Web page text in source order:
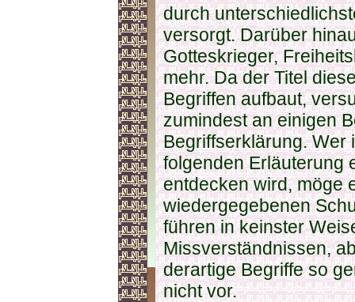
durch
versorgt. Darüber
Gotteskrieger,
mehr. Da der Titel
Begriffen aufbaut,
zumindest an einigen
Begriffserklärung. Wer
folgenden Erläuterung
entdecken wird, möge
wiedergegebenen
führen in keinster
Missverständnissen,
derartige Begriffe so
nicht vor.